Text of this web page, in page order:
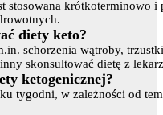
stosowana krótkoterminowo i
diety keto?
schorzenia wątroby,
skonsultować dietę z
ketogenicznej?
tygodni, w zależności od